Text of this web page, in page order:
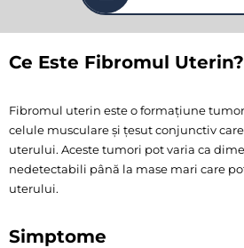
Ce Este Fibromul Uterin?
Fibromul uterin este o formațiune
celule musculare și țesut conjunctiv
uterului. Aceste tumori pot varia ca
nedetectabili până la mase mari care
uterului.
Simptome